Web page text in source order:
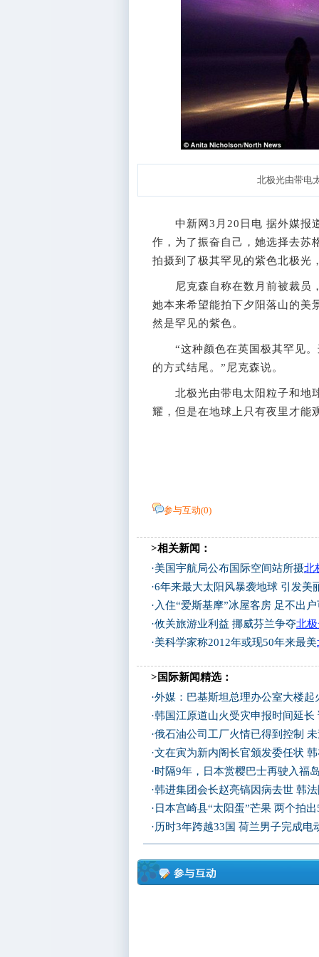
北极光由带电
中新网3月20日电 据外媒报道
作，为了振奋自己，她选择去苏
拍摄到了极其罕见的紫色北极光
尼克森自称在数月前被裁员，
她本来希望能拍下夕阳落山的美
然是罕见的紫色。
“这种颜色在英国极其罕见。
的方式结尾。”尼克森说。
北极光由带电太阳粒子和地球
耀，但是在地球上只有夜里才能
参与互动(0)
>相关新闻：
·美国宇航局公布国际空间站所摄北
·6年来最大太阳风暴袭地球 引发美
·入住“爱斯基摩”冰屋客房 足不出
·攸关旅游业利益 挪威芬兰争夺北
·美科学家称2012年或现50年来最美
>国际新闻精选：
·外媒：巴基斯坦总理办公室大楼起
·韩国江原道山火受灾申报时间延长
·俄石油公司工厂火情已得到控制
·文在寅为新内阁长官颁发委任状
·时隔9年，日本赏樱巴士再驶入福
·韩进集团会长赵亮镐因病去世 韩
· 日本宫崎县“太阳蛋”芒果 两个拍
·历时3年跨越33国 荷兰男子完成电